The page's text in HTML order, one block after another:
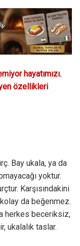
hayatımızı.
özellikleri
Bay ukala, ya da
yoktur.
Karşısındakini
kolay da beğenmez.
herkes beceriksiz,
ukalalık taslar.